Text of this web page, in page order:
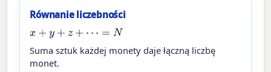
Równanie liczebności
x+y+z+⋯ =N
Suma sztuk każdej monety daje łączną liczbę
monet.